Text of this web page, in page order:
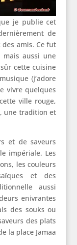
je publie cet
de
amis. Ce fut
mais aussi une
cette cuisine
(j’adore
vivre quelques
ville rouge,
une tradition et
et de saveurs
impériale. Les
les couleurs
et des
aussi
enivrantes
des souks ou
des plats
la place Jamaa